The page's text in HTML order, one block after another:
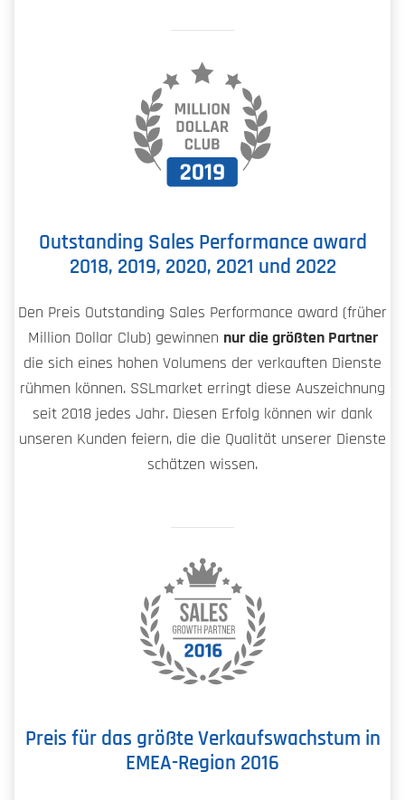
Outstanding Sales Performance award
2018, 2019, 2020, 2021 und 2022
Den Preis Outstanding Sales Performance award (früher
Million Dollar Club) gewinnen nur die größten Partner
die sich eines hohen Volumens der verkauften Dienste
rühmen können. SSLmarket erringt diese Auszeichnung
seit 2018 jedes Jahr. Diesen Erfolg können wir dank
unseren Kunden feiern, die die Qualität unserer Dienste
schätzen wissen.
Preis für das größte Verkaufswachstum in
EMEA-Region 2016